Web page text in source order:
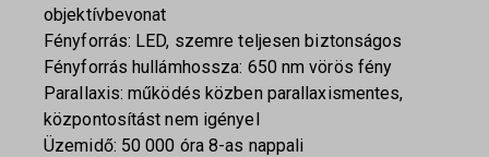
objektívbevonat
Fényforrás: LED, szemre teljesen biztonságos
Fényforrás hullámhossza: 650 nm vörös fény
Parallaxis: működés közben parallaxismentes,
központosítást nem igényel
Üzemidő: 50 000 óra 8-as nappali